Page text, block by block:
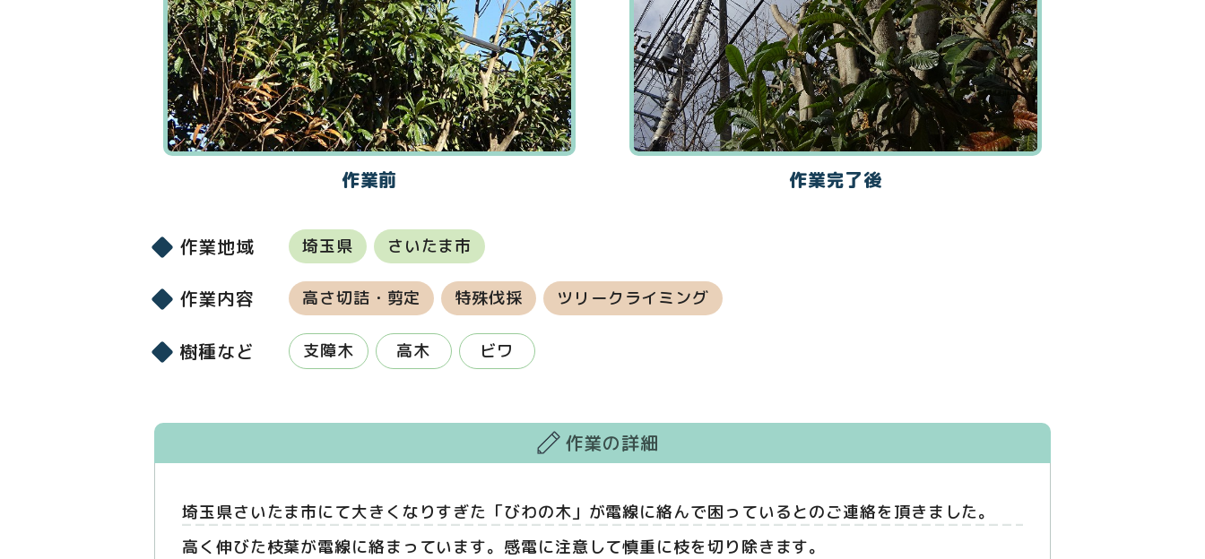
作業前 作業完了後
作業地域 埼玉県 さいたま市
作業内容 高さ切詰・剪定 特殊伐採 ツリークライミング
樹種など 支障木 高木 ビワ
作業の詳細
埼玉県さいたま市にて大きくなりすぎた「びわの木」が電線に絡んで困っているとのご連絡を頂きました。
高く伸びた枝葉が電線に絡まっています。感電に注意して慎重に枝を切り除きます。